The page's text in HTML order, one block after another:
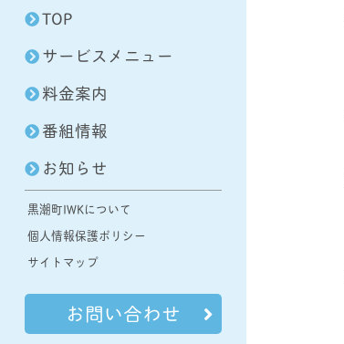
TOP
サービスメニュー
料金案内
番組情報
お知らせ
黒潮町IWKについて
個人情報保護ポリシー
サイトマップ
お問い合わせ